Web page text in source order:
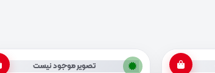
تصویر موجود نیست